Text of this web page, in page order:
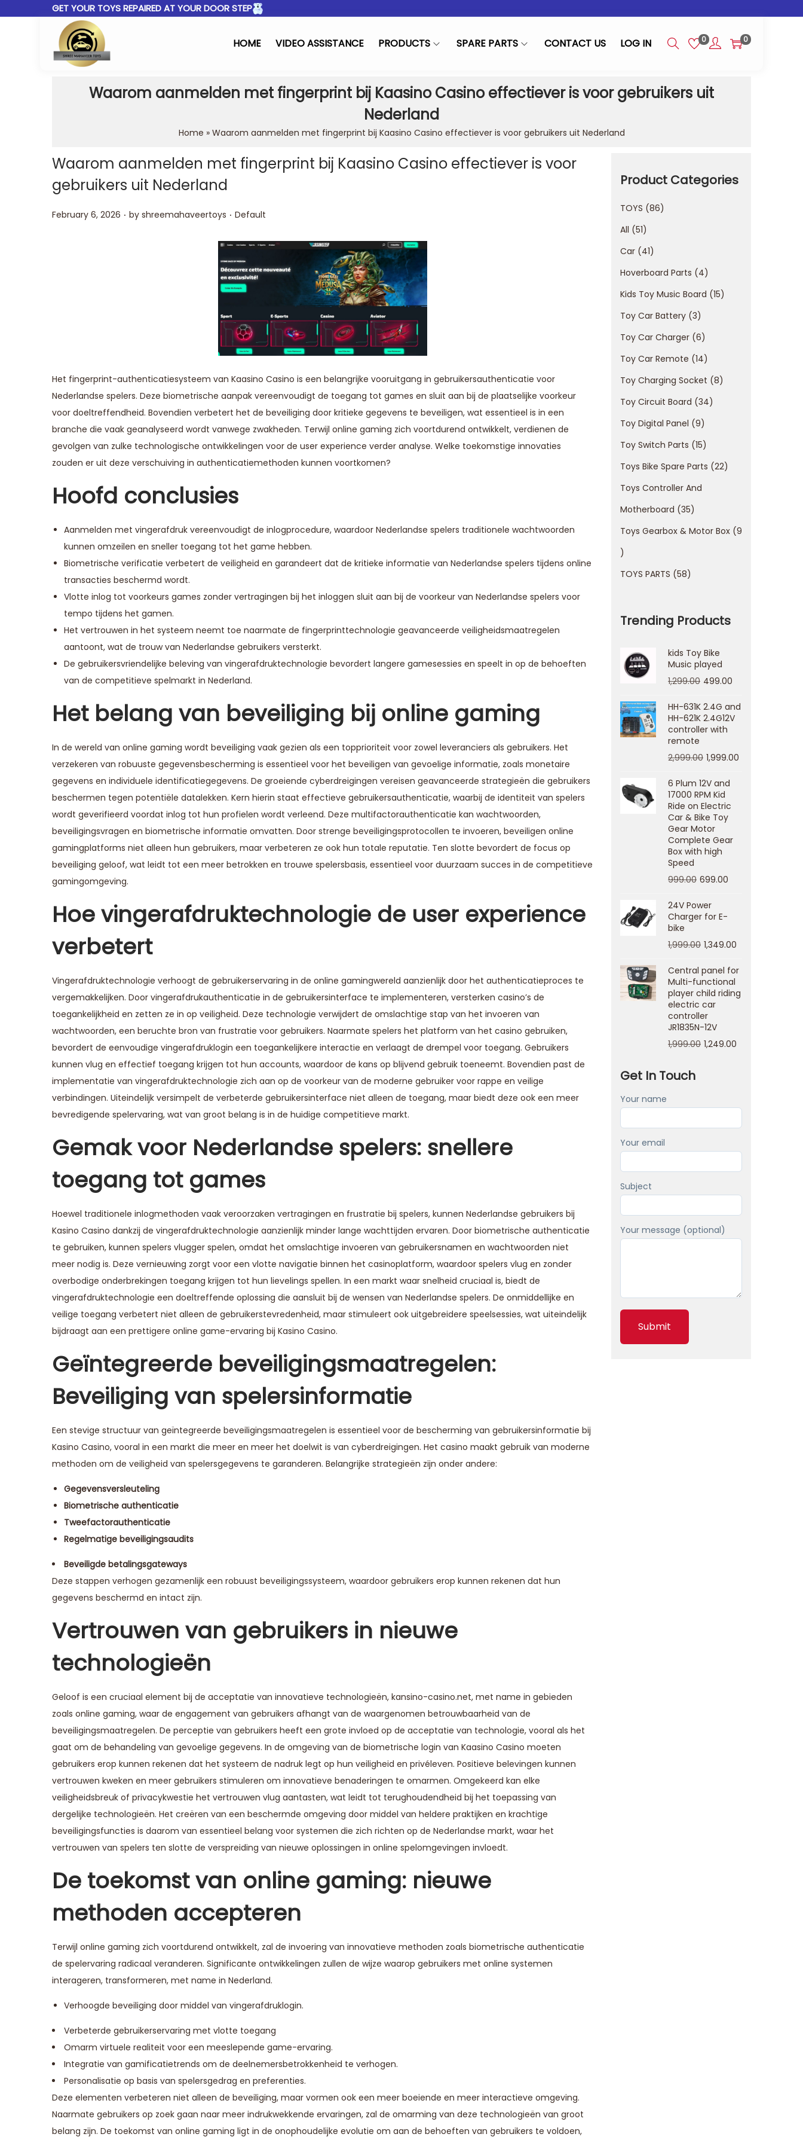
GET YOUR TOYS REPAIRED AT YOUR DOOR STEP
HOME VIDEO ASSISTANCE PRODUCTS SPARE PARTS CONTACT US LOG IN 0 0
Waarom aanmelden met fingerprint bij Kaasino Casino effectiever is voor gebruikers uit
Nederland
Home » Waarom aanmelden met fingerprint bij Kaasino Casino effectiever is voor gebruikers uit Nederland
Waarom aanmelden met fingerprint bij Kaasino Casino effectiever is voor
gebruikers uit Nederland
Posted on
February 6, 2026 . by shreemahaveertoys . Posted in
Default
Het fingerprint-authenticatiesysteem van Kaasino Casino is een belangrijke vooruitgang in gebruikersauthenticatie voor
Nederlandse spelers. Deze biometrische aanpak vereenvoudigt de toegang tot games en sluit aan bij de plaatselijke voorkeur
voor doeltreffendheid. Bovendien verbetert het de beveiliging door kritieke gegevens te beveiligen, wat essentieel is in een
branche die vaak geanalyseerd wordt vanwege zwakheden. Terwijl online gaming zich voortdurend ontwikkelt, verdienen de
gevolgen van zulke technologische ontwikkelingen voor de user experience verder analyse. Welke toekomstige innovaties
zouden er uit deze verschuiving in authenticatiemethoden kunnen voortkomen?
Hoofd conclusies
Aanmelden met vingerafdruk vereenvoudigt de inlogprocedure, waardoor Nederlandse spelers traditionele wachtwoorden
kunnen omzeilen en sneller toegang tot het game hebben.
Biometrische verificatie verbetert de veiligheid en garandeert dat de kritieke informatie van Nederlandse spelers tijdens online
transacties beschermd wordt.
Vlotte inlog tot voorkeurs games zonder vertragingen bij het inloggen sluit aan bij de voorkeur van Nederlandse spelers voor
tempo tijdens het gamen.
Het vertrouwen in het systeem neemt toe naarmate de fingerprinttechnologie geavanceerde veiligheidsmaatregelen
aantoont, wat de trouw van Nederlandse gebruikers versterkt.
De gebruikersvriendelijke beleving van vingerafdruktechnologie bevordert langere gamesessies en speelt in op de behoeften
van de competitieve spelmarkt in Nederland.
Het belang van beveiliging bij online gaming
In de wereld van online gaming wordt beveiliging vaak gezien als een topprioriteit voor zowel leveranciers als gebruikers. Het
verzekeren van robuuste gegevensbescherming is essentieel voor het beveiligen van gevoelige informatie, zoals monetaire
gegevens en individuele identificatiegegevens. De groeiende cyberdreigingen vereisen geavanceerde strategieën die gebruikers
beschermen tegen potentiële datalekken. Kern hierin staat effectieve gebruikersauthenticatie, waarbij de identiteit van spelers
wordt geverifieerd voordat inlog tot hun profielen wordt verleend. Deze multifactorauthenticatie kan wachtwoorden,
beveiligingsvragen en biometrische informatie omvatten. Door strenge beveiligingsprotocollen te invoeren, beveiligen online
gamingplatforms niet alleen hun gebruikers, maar verbeteren ze ook hun totale reputatie. Ten slotte bevordert de focus op
beveiliging geloof, wat leidt tot een meer betrokken en trouwe spelersbasis, essentieel voor duurzaam succes in de competitieve
gamingomgeving.
Hoe vingerafdruktechnologie de user experience
verbetert
Vingerafdruktechnologie verhoogt de gebruikerservaring in de online gamingwereld aanzienlijk door het authenticatieproces te
vergemakkelijken. Door vingerafdrukauthenticatie in de gebruikersinterface te implementeren, versterken casino’s de
toegankelijkheid en zetten ze in op veiligheid. Deze technologie verwijdert de omslachtige stap van het invoeren van
wachtwoorden, een beruchte bron van frustratie voor gebruikers. Naarmate spelers het platform van het casino gebruiken,
bevordert de eenvoudige vingerafdruklogin een toegankelijkere interactie en verlaagt de drempel voor toegang. Gebruikers
kunnen vlug en effectief toegang krijgen tot hun accounts, waardoor de kans op blijvend gebruik toeneemt. Bovendien past de
implementatie van vingerafdruktechnologie zich aan op de voorkeur van de moderne gebruiker voor rappe en veilige
verbindingen. Uiteindelijk versimpelt de verbeterde gebruikersinterface niet alleen de toegang, maar biedt deze ook een meer
bevredigende spelervaring, wat van groot belang is in de huidige competitieve markt.
Gemak voor Nederlandse spelers: snellere
toegang tot games
Hoewel traditionele inlogmethoden vaak veroorzaken vertragingen en frustratie bij spelers, kunnen Nederlandse gebruikers bij
Kasino Casino dankzij de vingerafdruktechnologie aanzienlijk minder lange wachttijden ervaren. Door biometrische authenticatie
te gebruiken, kunnen spelers vlugger spelen, omdat het omslachtige invoeren van gebruikersnamen en wachtwoorden niet
meer nodig is. Deze vernieuwing zorgt voor een vlotte navigatie binnen het casinoplatform, waardoor spelers vlug en zonder
overbodige onderbrekingen toegang krijgen tot hun lievelings spellen. In een markt waar snelheid cruciaal is, biedt de
vingerafdruktechnologie een doeltreffende oplossing die aansluit bij de wensen van Nederlandse spelers. De onmiddellijke en
veilige toegang verbetert niet alleen de gebruikerstevredenheid, maar stimuleert ook uitgebreidere speelsessies, wat uiteindelijk
bijdraagt aan een prettigere online game-ervaring bij Kasino Casino.
Geïntegreerde beveiligingsmaatregelen:
Beveiliging van spelersinformatie
Een stevige structuur van geïntegreerde beveiligingsmaatregelen is essentieel voor de bescherming van gebruikersinformatie bij
Kasino Casino, vooral in een markt die meer en meer het doelwit is van cyberdreigingen. Het casino maakt gebruik van moderne
methoden om de veiligheid van spelersgegevens te garanderen. Belangrijke strategieën zijn onder andere:
Gegevensversleuteling
Biometrische authenticatie
Tweefactorauthenticatie
Regelmatige beveiligingsaudits
Beveiligde betalingsgateways
Deze stappen verhogen gezamenlijk een robuust beveiligingssysteem, waardoor gebruikers erop kunnen rekenen dat hun
gegevens beschermd en intact zijn.
Vertrouwen van gebruikers in nieuwe
technologieën
Geloof is een cruciaal element bij de acceptatie van innovatieve technologieën, kansino-casino.net, met name in gebieden
zoals online gaming, waar de engagement van gebruikers afhangt van de waargenomen betrouwbaarheid van de
beveiligingsmaatregelen. De perceptie van gebruikers heeft een grote invloed op de acceptatie van technologie, vooral als het
gaat om de behandeling van gevoelige gegevens. In de omgeving van de biometrische login van Kaasino Casino moeten
gebruikers erop kunnen rekenen dat het systeem de nadruk legt op hun veiligheid en privéleven. Positieve belevingen kunnen
vertrouwen kweken en meer gebruikers stimuleren om innovatieve benaderingen te omarmen. Omgekeerd kan elke
veiligheidsbreuk of privacykwestie het vertrouwen vlug aantasten, wat leidt tot terughoudendheid bij het toepassing van
dergelijke technologieën. Het creëren van een beschermde omgeving door middel van heldere praktijken en krachtige
beveiligingsfuncties is daarom van essentieel belang voor systemen die zich richten op de Nederlandse markt, waar het
vertrouwen van spelers ten slotte de verspreiding van nieuwe oplossingen in online spelomgevingen invloedt.
De toekomst van online gaming: nieuwe
methoden accepteren
Terwijl online gaming zich voortdurend ontwikkelt, zal de invoering van innovatieve methoden zoals biometrische authenticatie
de spelervaring radicaal veranderen. Significante ontwikkelingen zullen de wijze waarop gebruikers met online systemen
interageren, transformeren, met name in Nederland.
Verhoogde beveiliging door middel van vingerafdruklogin.
Verbeterde gebruikerservaring met vlotte toegang
Omarm virtuele realiteit voor een meeslepende game-ervaring.
Integratie van gamificatietrends om de deelnemersbetrokkenheid te verhogen.
Personalisatie op basis van spelersgedrag en preferenties.
Deze elementen verbeteren niet alleen de beveiliging, maar vormen ook een meer boeiende en meer interactieve omgeving.
Naarmate gebruikers op zoek gaan naar meer indrukwekkende ervaringen, zal de omarming van deze technologieën van groot
belang zijn. De toekomst van online gaming ligt in de onophoudelijke evolutie om aan de behoeften van gebruikers te voldoen,
Product Categories
TOYS 86
All 51
Car 41
Hoverboard Parts
4
Kids Toy Music Board 15
Toy Car Battery 3
Toy Car Charger 6
Toy Car Remote 14
Toy Charging Socket 8
Toy Circuit Board 34
Toy Digital Panel 9
Toy Switch Parts 15
Toys Bike Spare Parts 22
Toys Controller And
Motherboard 35
Toys Gearbox & Motor Box 9
TOYS PARTS 58
Trending Products
kids Toy Bike
Music played
1,299.00 499.00
HH-631K 2.4G and
HH-621K 2.4G12V
controller with
remote
2,999.00 1,999.00
6 Plum 12V and
17000 RPM Kid
Ride on Electric
Car & Bike Toy
Gear Motor
Complete Gear
Box with high
Speed
999.00 699.00
24V Power
Charger for E-
bike
1,999.00 1,349.00
Central panel for
Multi-functional
player child riding
electric car
controller
JR1835N-12V
1,999.00 1,249.00
Get In Touch
Your name
Your email
Subject
Your message (optional)